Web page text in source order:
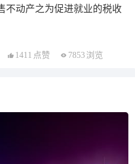
不动产之为促进就业的税收
1411 点赞 7853 浏览